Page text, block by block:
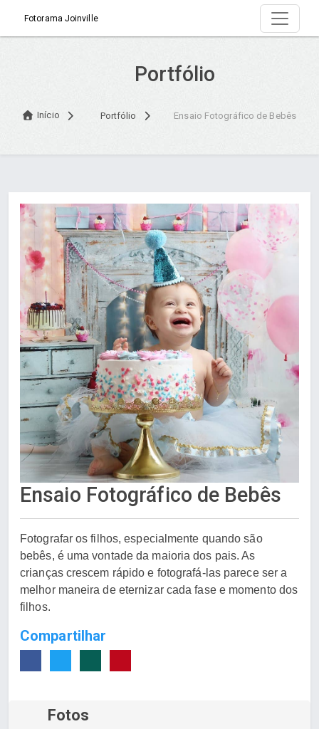
Fotorama Joinville
Portfólio
Início Portfólio Ensaio Fotográfico de Bebês
Ensaio Fotográfico de Bebês
Fotografar os filhos, especialmente quando são
bebês, é uma vontade da maioria dos pais. As
crianças crescem rápido e fotografá-las parece ser a
melhor maneira de eternizar cada fase e momento dos
filhos.
Compartilhar
Fotos